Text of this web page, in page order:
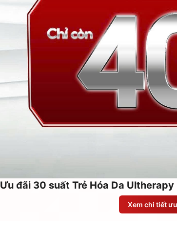
Ưu đãi 30 suất Trẻ Hóa Da
Xem chi tiết